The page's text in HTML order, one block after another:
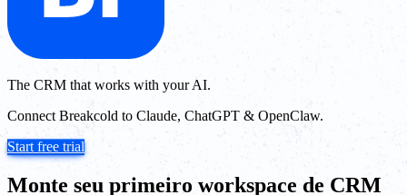
The CRM that works with your AI.
Connect Breakcold to Claude, ChatGPT & OpenClaw.
Start free trial
Monte seu primeiro workspace de CRM